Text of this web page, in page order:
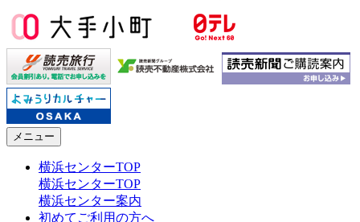
メニュー
横浜センターTOP
横浜センターTOP
横浜センター案内
初めてご利用の方へ